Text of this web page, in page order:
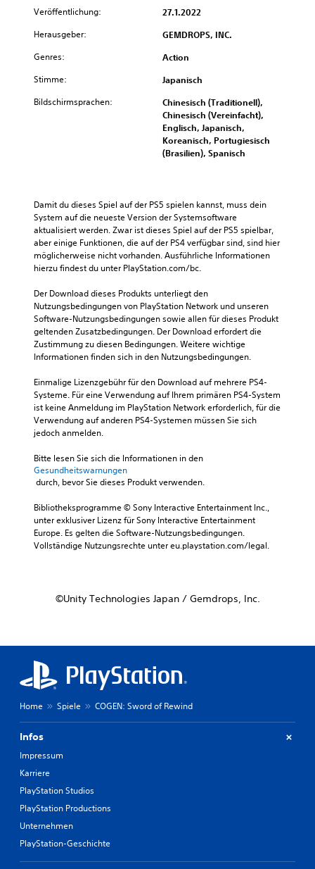
Veröffentlichung: 27.1.2022
Herausgeber: GEMDROPS, INC.
Genres: Action
Stimme: Japanisch
Bildschirmsprachen:
Chinesisch (Traditionell),
Chinesisch (Vereinfacht),
Englisch, Japanisch,
Koreanisch, Portugiesisch
(Brasilien), Spanisch
Damit du dieses Spiel auf der PS5 spielen kannst, muss dein
System auf die neueste Version der Systemsoftware
aktualisiert werden. Zwar ist dieses Spiel auf der PS5 spielbar,
aber einige Funktionen, die auf der PS4 verfügbar sind, sind hier
möglicherweise nicht vorhanden. Ausführliche Informationen
hierzu findest du unter PlayStation.com/bc.
Der Download dieses Produkts unterliegt den
Nutzungsbedingungen von PlayStation Network und unseren
Software-Nutzungsbedingungen sowie allen für dieses Produkt
geltenden Zusatzbedingungen. Der Download erfordert die
Zustimmung zu diesen Bedingungen. Weitere wichtige
Informationen finden sich in den Nutzungsbedingungen.
Einmalige Lizenzgebühr für den Download auf mehrere PS4-
Systeme. Für eine Verwendung auf Ihrem primären PS4-System
ist keine Anmeldung im PlayStation Network erforderlich, für die
Verwendung auf anderen PS4-Systemen müssen Sie sich
jedoch anmelden.
Bitte lesen Sie sich die Informationen in den
Gesundheitswarnungen
durch, bevor Sie dieses Produkt verwenden.
Bibliotheksprogramme © Sony Interactive Entertainment Inc.,
unter exklusiver Lizenz für Sony Interactive Entertainment
Europe. Es gelten die Software-Nutzungsbedingungen.
Vollständige Nutzungsrechte unter eu.playstation.com/legal.
©Unity Technologies Japan / Gemdrops, Inc.
Home Spiele COGEN: Sword of Rewind
Infos
Impressum
Karriere
PlayStation Studios
PlayStation Productions
Unternehmen
PlayStation-Geschichte